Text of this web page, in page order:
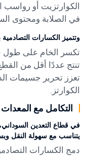
الكوارتزيت أو رواسب
في الصلابة ومحتوى
وتتميز الكسارات التصادمية
تكسر الخام على طول
تنتج عددًا أقل من
تعزز تحرير جسيمات
الكوارتز.
التكامل مع
في قطاع التعدين
يتناسب مع سهولة النقل
دمج الكسارات